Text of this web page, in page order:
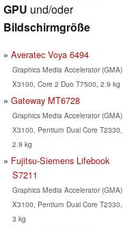
GPU und/oder
Bildschirmgröße
Averatec Voya 6494
Graphics Media Accelerator (GMA)
X3100, Core 2 Duo T7500, 2.9 kg
Gateway MT6728
Graphics Media Accelerator (GMA)
X3100, Pentium Dual Core T2330,
2.9 kg
Fujitsu-Siemens Lifebook
S7211
Graphics Media Accelerator (GMA)
X3100, Pentium Dual Core T2330,
3 kg